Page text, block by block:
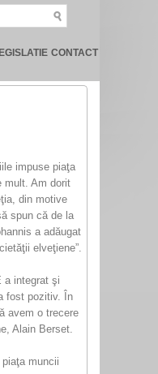
CONTACT
impuse piaţa
mult. Am dorit
din motive
spun că de la
a adăugat
elveţiene”.
a integrat şi
fost pozitiv. În
avem o trecere
Alain Berset.
muncii